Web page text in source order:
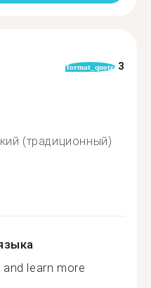
format_quote 3
(традиционный)
learn more